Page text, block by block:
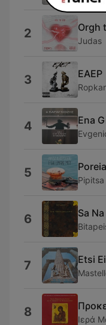
2 Orgh
Judas
3 EAEP
4 Ena
5
6 Sa
7 Etsi
8 Ιερά